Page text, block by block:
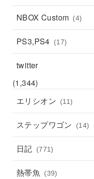
NBOX Custom (4)
PS3,PS4 (17)
twitter
(1,344)
エリシオン
(11)
ステップワゴン (14)
日記 (771)
熱帯魚 (39)